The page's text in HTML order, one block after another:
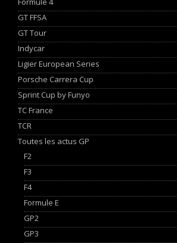
GT FFSA
GT Tour
Indycar
Ligier European Series
Porsche Carrera Cup
Sprint Cup by Funyo
TC France
TCR
Toutes les actus GP
F2
F3
F4
Formule E
GP2
GP3